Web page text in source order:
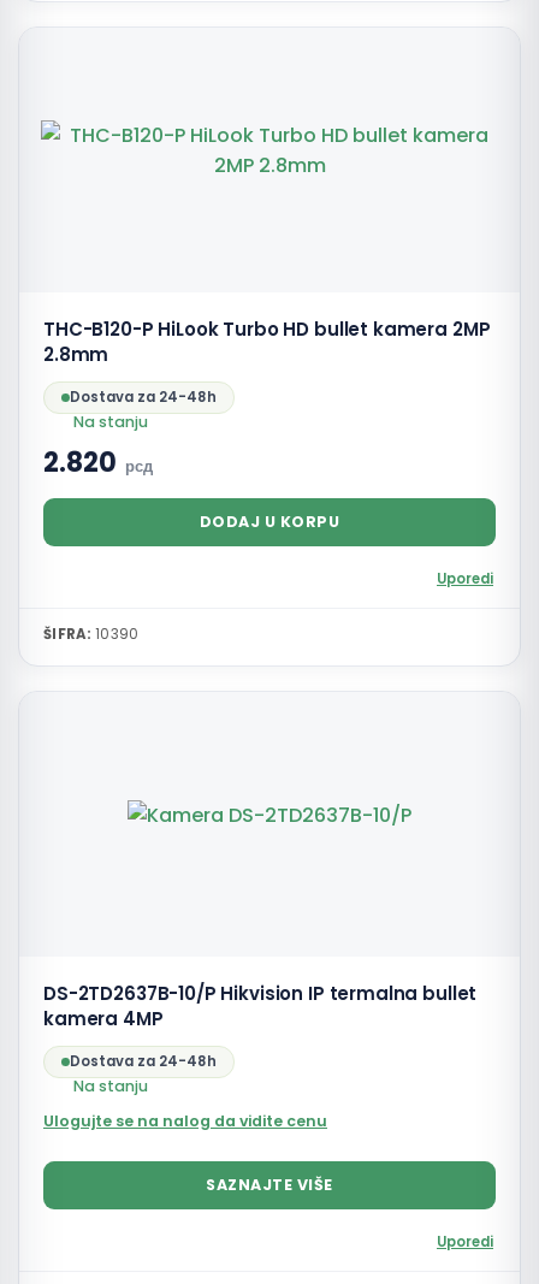
THC-B120-P HiLook Turbo HD bullet kamera 2MP
2.8mm
Dostava za 24-48h
Na stanju
2.820 рсд
DODAJ U KORPU
Uporedi
ŠIFRA: 10390
DS-2TD2637B-10/P Hikvision IP termalna bullet
kamera 4MP
Dostava za 24-48h
Na stanju
Ulogujte se na nalog da vidite cenu
SAZNAJTE VIŠE
Uporedi